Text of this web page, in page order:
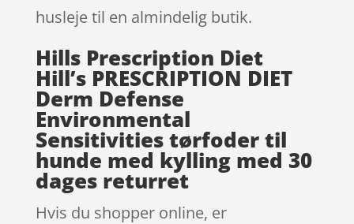
husleje til en almindelig butik.
Hills Prescription Diet
Hill’s PRESCRIPTION DIET
Derm Defense
Environmental
Sensitivities tørfoder til
hunde med kylling med 30
dages returret
Hvis du shopper online, er